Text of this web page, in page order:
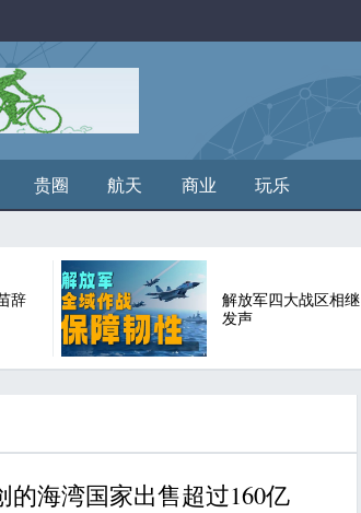
贵圈 航天 商业 玩乐
辞
解放军四大战区相继
发声
海湾国家出售超过160亿